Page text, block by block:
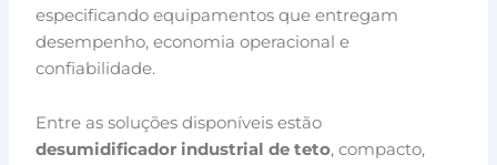
especificando equipamentos que entregam
desempenho, economia operacional e
confiabilidade.
Entre as soluções disponíveis estão
desumidificador industrial de teto, compacto,